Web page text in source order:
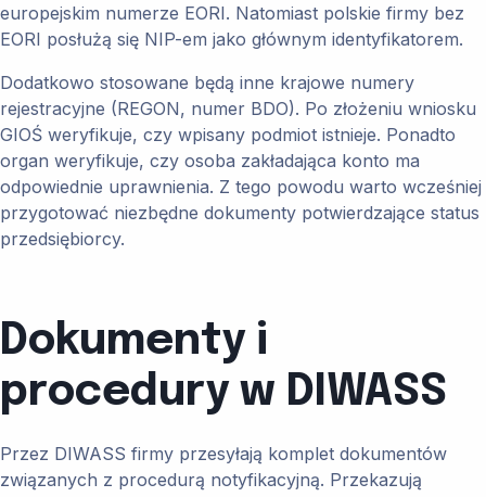
europejskim numerze EORI. Natomiast polskie firmy bez
EORI posłużą się NIP-em jako głównym identyfikatorem.
Dodatkowo stosowane będą inne krajowe numery
rejestracyjne (REGON, numer BDO). Po złożeniu wniosku
GIOŚ weryfikuje, czy wpisany podmiot istnieje. Ponadto
organ weryfikuje, czy osoba zakładająca konto ma
odpowiednie uprawnienia. Z tego powodu warto wcześniej
przygotować niezbędne dokumenty potwierdzające status
przedsiębiorcy.
Dokumenty i
procedury w DIWASS
Przez DIWASS firmy przesyłają komplet dokumentów
związanych z procedurą notyfikacyjną. Przekazują